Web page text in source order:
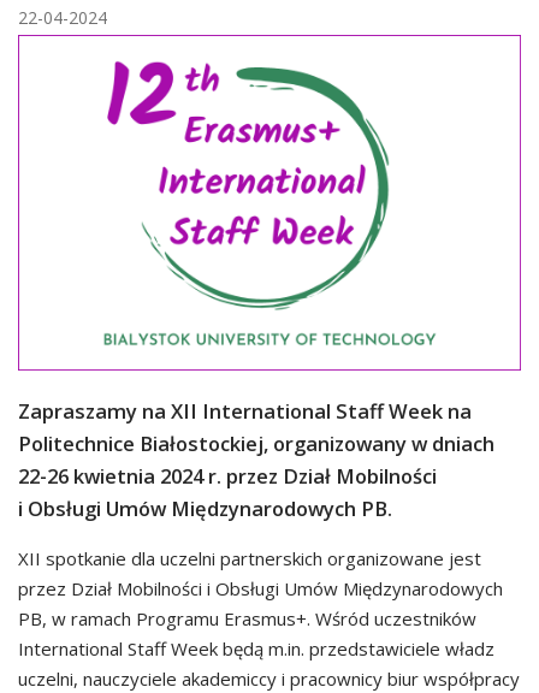
22-04-2024
Zapraszamy na XII International Staff Week na
Politechnice Białostockiej, organizowany w dniach
22-26 kwietnia 2024 r. przez Dział Mobilności
i Obsługi Umów Międzynarodowych PB.
XII spotkanie dla uczelni partnerskich organizowane jest
przez Dział Mobilności i Obsługi Umów Międzynarodowych
PB, w ramach Programu Erasmus+. Wśród uczestników
International Staff Week będą m.in. przedstawiciele władz
uczelni, nauczyciele akademiccy i pracownicy biur współpracy